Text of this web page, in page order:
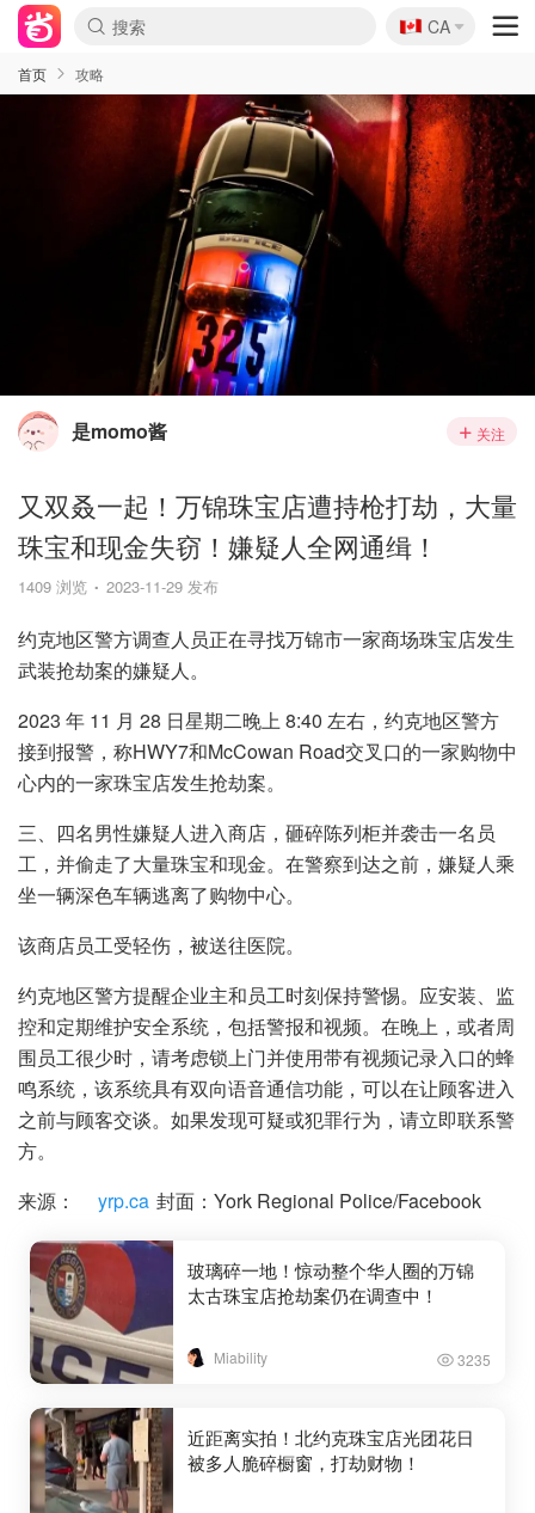
🇨🇦
CA
首页 攻略
是momo酱 关注
又双叒一起！万锦珠宝店遭持枪打劫，大量
珠宝和现金失窃！嫌疑人全网通缉！
1409 浏览 2023-11-29 发布
约克地区警方调查人员正在寻找万锦市一家商场珠宝店发生
武装抢劫案的嫌疑人。
2023 年 11 月 28 日星期二晚上 8:40 左右，约克地区警方
接到报警，称HWY7和McCowan Road交叉口的一家购物中
心内的一家珠宝店发生抢劫案。
三、四名男性嫌疑人进入商店，砸碎陈列柜并袭击一名员
工，并偷走了大量珠宝和现金。在警察到达之前，嫌疑人乘
坐一辆深色车辆逃离了购物中心。
该商店员工受轻伤，被送往医院。
约克地区警方提醒企业主和员工时刻保持警惕。应安装、监
控和定期维护安全系统，包括警报和视频。在晚上，或者周
围员工很少时，请考虑锁上门并使用带有视频记录入口的蜂
鸣系统，该系统具有双向语音通信功能，可以在让顾客进入
之前与顾客交谈。如果发现可疑或犯罪行为，请立即联系警
方。
来源：
yrp.ca 封面：York Regional Police/Facebook
玻璃碎一地！惊动整个华人圈的万锦
太古珠宝店抢劫案仍在调查中！
Miability 3235
近距离实拍！北约克珠宝店光团花日
被多人脆碎橱窗，打劫财物！